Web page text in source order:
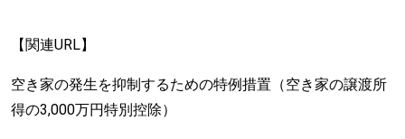
【関連URL】
空き家の発生を抑制するための特例措置（空き家の譲渡所
得の3,000万円特別控除）